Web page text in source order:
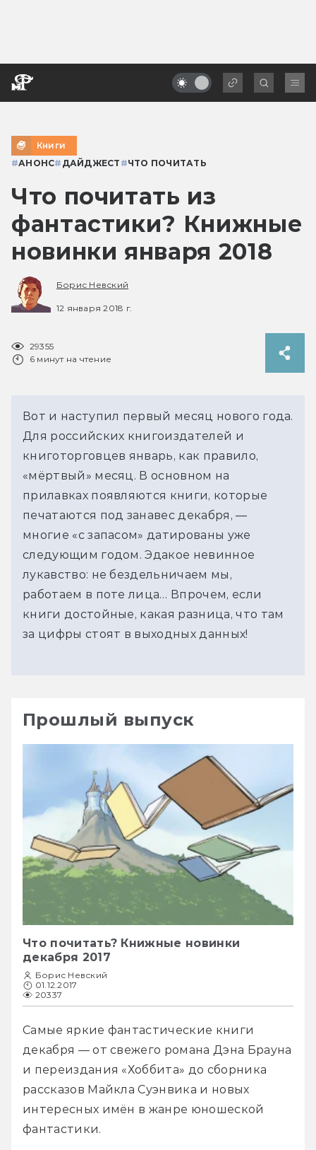
Книги
#АНОНС# ДАЙДЖЕСТ #ЧТО ПОЧИТАТЬ
Что почитать из
фантастики? Книжные
новинки января 2018
Борис Невский
12 января 2018 г.
29355
6 минут на чтение
Вот и наступил первый месяц нового года.
Для российских книгоиздателей и
книготорговцев январь, как правило,
«мёртвый» месяц. В основном на
прилавках появляются книги, которые
печатаются под занавес декабря, —
многие «с запасом» датированы уже
следующим годом. Эдакое невинное
лукавство: не бездельничаем мы,
работаем в поте лица… Впрочем, если
книги достойные, какая разница, что там
за цифры стоят в выходных данных!
Прошлый выпуск
Что почитать? Книжные новинки
декабря 2017
Борис Невский
01.12.2017
20337
Самые яркие фантастические книги
декабря — от свежего романа Дэна Брауна
и переиздания «Хоббита» до сборника
рассказов Майкла Суэнвика и новых
интересных имён в жанре юношеской
фантастики.